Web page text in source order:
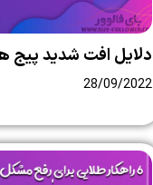
دلایل افت شدید پیج
28/09/2022